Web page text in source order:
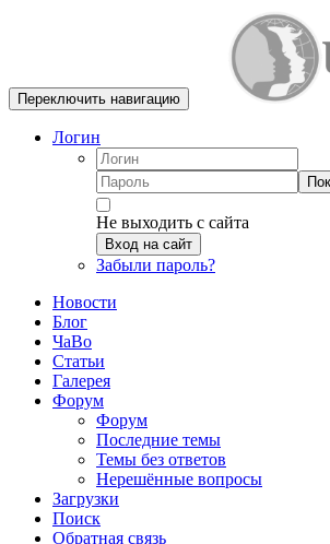
Переключить навигацию
Логин
Не выходить с сайта
Вход на сайт
Забыли пароль?
Новости
Блог
ЧаВо
Статьи
Галерея
Форум
Форум
Последние темы
Темы без ответов
Нерешённые вопросы
Загрузки
Поиск
Обратная связь